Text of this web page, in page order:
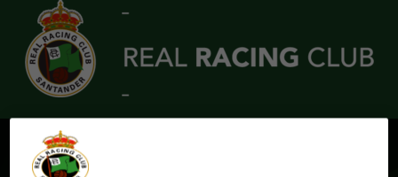
Skip to main content